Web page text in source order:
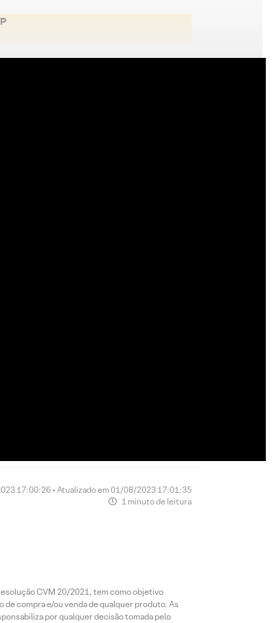
17:00:26 • Atualizado em 01/08/2023 17:01:35
1 minuto de leitura
CVM 20/2021, tem como objetivo
compra e/ou venda de qualquer produto. As
por qualquer decisão tomada pelo